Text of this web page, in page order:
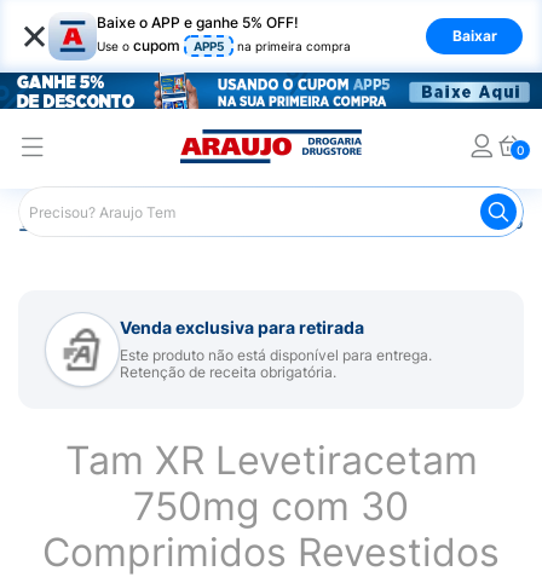
× Baixe o APP e ganhe 5% OFF!
Use o cupom APP5 na primeira compra
Baixar
0
Araujo Medicamentos Remédio para Sistema Nervoso
Venda exclusiva para retirada
Este produto não está disponível para entrega.
Retenção de receita obrigatória.
Tam XR Levetiracetam
750mg com 30
Comprimidos Revestidos